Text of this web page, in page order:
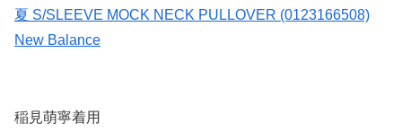
夏 S/SLEEVE MOCK NECK PULLOVER (0123166508)
New Balance
稲見萌寧着用